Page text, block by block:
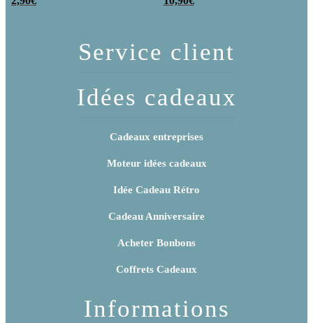
de Lollies x10 –
Anniversaire
Joyeux
Service client
Idées cadeaux
Cadeaux entreprises
Moteur idées cadeaux
Idée Cadeau Rétro
Cadeau Anniversaire
Acheter Bonbons
Coffrets Cadeaux
Informations